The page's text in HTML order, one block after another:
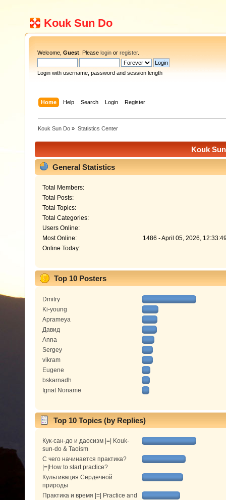
Kouk Sun Do
Welcome, Guest . Please login or register.
Login with username, password and session length
Home Help Search Login Register
Kouk Sun Do » Statistics Center
Kouk
General Statistics
Total Members:
Total Posts:
Total Topics:
Total Categories:
Users Online:
Most Online:
1486 - April 05, 2026,
Online Today:
Top 10 Posters
Dmitry
Ki-young
Aprameya
Давид
Anna
Sergey
vikram
Eugene
bskarnadh
Ignat Noname
Top 10 Topics (by Replies)
Кук-сан-до и даосизм |=| Kouk-
sun-do & Taoism
С чего начинается практика?
|=|How to start practice?
Культивация Сердечной
природы
Практика и время |=| Practice and